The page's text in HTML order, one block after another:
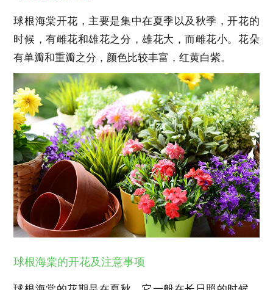
球根海棠开花，主要是集中在夏季以及秋季，开花的
时候，有雌花和雄花之分，雄花大，而雌花小。花朵
有单瓣和重瓣之分，颜色比较丰富，红黄白紫。
球根海棠的开花及注意事项